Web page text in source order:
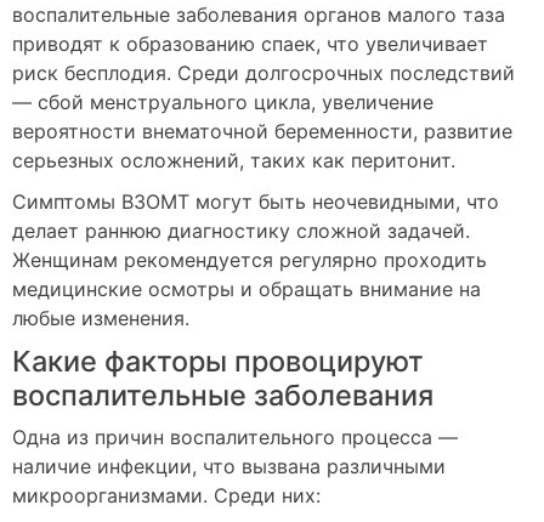
воспалительные заболевания органов малого таза
приводят к образованию спаек, что увеличивает
риск бесплодия. Среди долгосрочных последствий
— сбой менструального цикла, увеличение
вероятности внематочной беременности, развитие
серьезных осложнений, таких как перитонит.
Симптомы ВЗОМТ могут быть неочевидными, что
делает раннюю диагностику сложной задачей.
Женщинам рекомендуется регулярно проходить
медицинские осмотры и обращать внимание на
любые изменения.
Какие факторы провоцируют
воспалительные заболевания
Одна из причин воспалительного процесса —
наличие инфекции, что вызвана различными
микроорганизмами. Среди них: